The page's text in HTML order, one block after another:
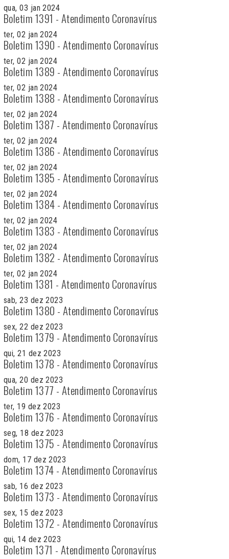
qua, 03 jan 2024
Boletim 1391 - Atendimento Coronavírus
ter, 02 jan 2024
Boletim 1390 - Atendimento Coronavírus
ter, 02 jan 2024
Boletim 1389 - Atendimento Coronavírus
ter, 02 jan 2024
Boletim 1388 - Atendimento Coronavírus
ter, 02 jan 2024
Boletim 1387 - Atendimento Coronavírus
ter, 02 jan 2024
Boletim 1386 - Atendimento Coronavírus
ter, 02 jan 2024
Boletim 1385 - Atendimento Coronavírus
ter, 02 jan 2024
Boletim 1384 - Atendimento Coronavírus
ter, 02 jan 2024
Boletim 1383 - Atendimento Coronavírus
ter, 02 jan 2024
Boletim 1382 - Atendimento Coronavírus
ter, 02 jan 2024
Boletim 1381 - Atendimento Coronavírus
sab, 23 dez 2023
Boletim 1380 - Atendimento Coronavírus
sex, 22 dez 2023
Boletim 1379 - Atendimento Coronavírus
qui, 21 dez 2023
Boletim 1378 - Atendimento Coronavírus
qua, 20 dez 2023
Boletim 1377 - Atendimento Coronavírus
ter, 19 dez 2023
Boletim 1376 - Atendimento Coronavírus
seg, 18 dez 2023
Boletim 1375 - Atendimento Coronavírus
dom, 17 dez 2023
Boletim 1374 - Atendimento Coronavírus
sab, 16 dez 2023
Boletim 1373 - Atendimento Coronavírus
sex, 15 dez 2023
Boletim 1372 - Atendimento Coronavírus
qui, 14 dez 2023
Boletim 1371 - Atendimento Coronavírus